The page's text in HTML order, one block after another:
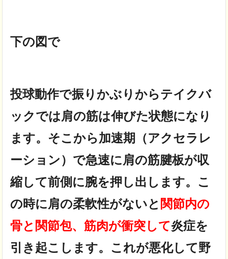
下の図で
投球動作で振りかぶりからテイクバ
ックでは肩の筋は伸びた状態になり
ます。 そこから加速期（アクセラレ
ーション）で急速に肩の筋腱板が収
縮して前側に腕を押し出します。 こ
の時に肩の柔軟性がないと 関節内の
骨と関節包、筋肉が衝突して炎症を
引き起こします。 これが悪化して野